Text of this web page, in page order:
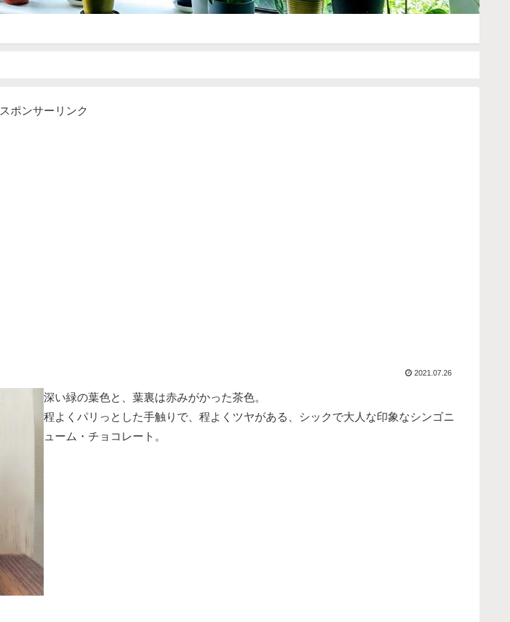
スポンサーリンク
2021.07.26
深い緑の葉色と、葉裏は赤みがかった茶色。
程よくパリっとした手触りで、程よくツヤがある、シックで大人な印象なシンゴニ
ューム・チョコレート。